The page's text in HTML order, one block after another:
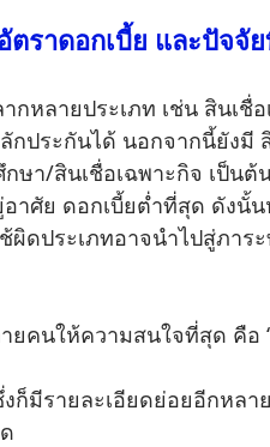
ราดอกเบี้ย และปัจจั
ายประเภท เช่น สินเชื่อเ
ประกันได้ นอกจากนี้ยังมี
ษา/สินเชื่อเฉพาะกิจ เป็นต้
ย ดอกเบี้ยต่ำที่สุด ดังนั้น
ดประเภทอาจนำไปสู่ภาร
ให้ความสนใจที่สุด คือ “
ก็มีรายละเอียดย่อยอีกห